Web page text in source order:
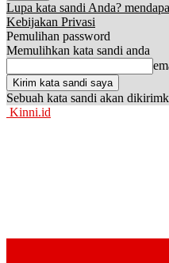
Lupa kata sandi Anda?
Kebijakan Privasi
Pemulihan password
Memulihkan kata sandi anda
Sebuah kata sandi akan
Kinni.id